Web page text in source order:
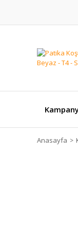
Anasayfa